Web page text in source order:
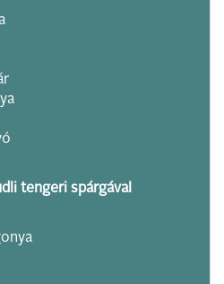
tengeri spárgával